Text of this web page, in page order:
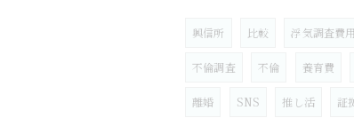
興信所 比較 浮気調査費用
不倫調査 不倫 養育費
離婚 SNS 推し活 証